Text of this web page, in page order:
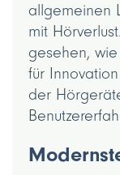
allgemeinen
mit
gesehen,
für
der